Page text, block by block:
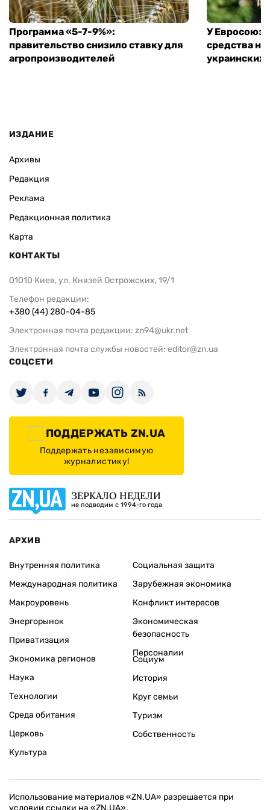
Программа «5-7-9%»:
правительство снизило ставку для
агропроизводителей
У
средства
ИЗДАНИЕ
Архивы
Редакция
Реклама
Редакционная политика
Карта
КОНТАКТЫ
01010 Киев, ул. Князей Острожских, 19/1
Телефон редакции:
+380 (44) 280-04-85
Электронная почта редакции: zn94@ukr.net
Электронная почта службы новостей: editor@zn.ua
СОЦСЕТИ
ПОДДЕРЖАТЬ ZN.UA
Поддержать независимую
журналистику!
ЗЕРКАЛО НЕДЕЛИ
не подводим с 1994-го года
АРХИВ
Внутренняя политика
Международная политика
Макроуровень
Энергорынок
Приватизация
Экономика регионов
Социальная защита
Зарубежная экономика
Конфликт интересов
Экономическая
безопасность
Персоналии
Наука
Технологии
Среда обитания
Церковь
Культура
Социум
История
Круг семьи
Туризм
Собственность
Использование материалов «ZN.UA» разрешается при
условии ссылки на «ZN.UA».